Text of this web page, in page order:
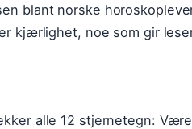
blant norske
kjærlighet, noe som gir
alle 12 stjernetegn: